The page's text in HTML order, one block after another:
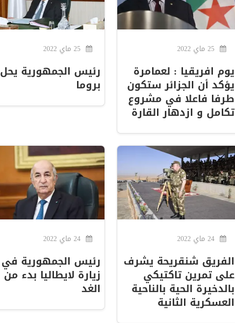
يوم افريقيا : لعمامرة
يؤكد أن الجزائر ستكون
طرفا فاعلا في مشروع
تكامل و ازدهار القارة
25 ماي 2022
رئيس الجمهورية يحل
بروما
الفريق شنقريحة يشرف
على تمرين تاكتيكي
بالدخيرة الحية بالناحية
العسكرية الثانية
24 ماي 2022
رئيس الجمهورية في
زيارة لايطاليا بدء من
الغد